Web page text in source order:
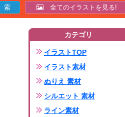
全てのイラストを見る!
カテゴリ
イラストTOP
イラスト素材
ぬりえ 素材
シルエット 素材
ライン素材